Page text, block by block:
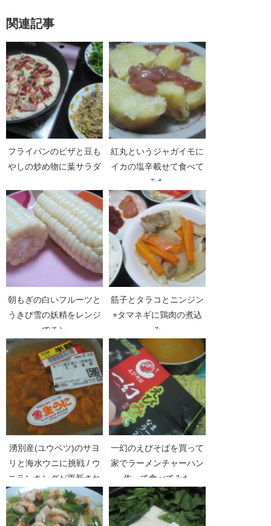
関連記事
フライパンのピザと豆も
やしの炒め物に葉サラダ
紅丸というジャガイモに
イカの塩辛載せて食べて
みた
朝もぎの白いフルーツと
うきび雪の妖精をレンジ
でチン
筋子とタラコとニンジン
+タマネギに鶏肉の煮込
み
湧別産(ユウベツ)のサヨ
リと海水ウニに挑戦 / ウ
ニランキングが更新され
ました
一幻のえびそばを買って
家でラーメンチャーハン
作って食べてみた